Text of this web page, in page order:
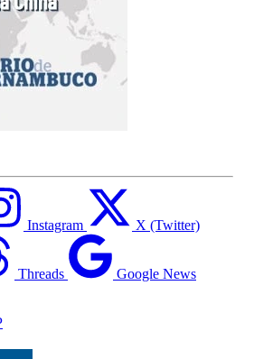
Instagram X (Twitter)
Threads Google News